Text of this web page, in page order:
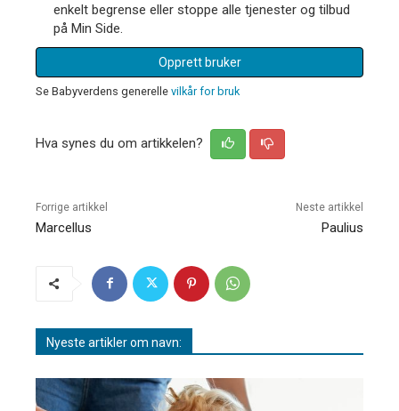
enkelt begrense eller stoppe alle tjenester og tilbud
på Min Side.
Opprett bruker
Se Babyverdens generelle vilkår for bruk
Hva synes du om artikkelen?
Forrige artikkel
Marcellus
Neste artikkel
Paulius
Nyeste artikler om navn: